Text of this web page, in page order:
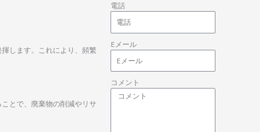
します。これにより、頻繁
とで、廃棄物の削減やリサ
電話
Eメール
コメント